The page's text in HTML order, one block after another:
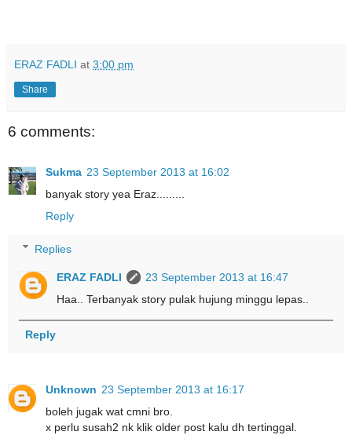
ERAZ FADLI at 3:00 pm
Share
6 comments:
Sukma 23 September 2013 at 16:02
banyak story yea Eraz.........
Reply
Replies
ERAZ FADLI
23 September 2013 at 16:47
Haa.. Terbanyak story pulak hujung minggu lepas..
Reply
Unknown 23 September 2013 at 16:17
boleh jugak wat cmni bro.
x perlu susah2 nk klik older post kalu dh tertinggal.